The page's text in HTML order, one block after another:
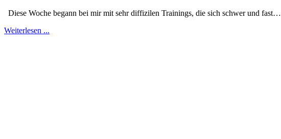
Diese Woche begann bei mir mit sehr diffizilen Trainings, die sich schwer und fast…
Weiterlesen ...